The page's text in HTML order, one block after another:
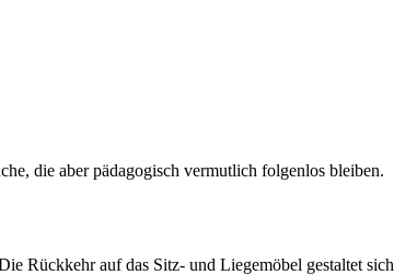
die aber pädagogisch vermutlich folgenlos bleiben.
Rückkehr auf das Sitz- und Liegemöbel gestaltet sich